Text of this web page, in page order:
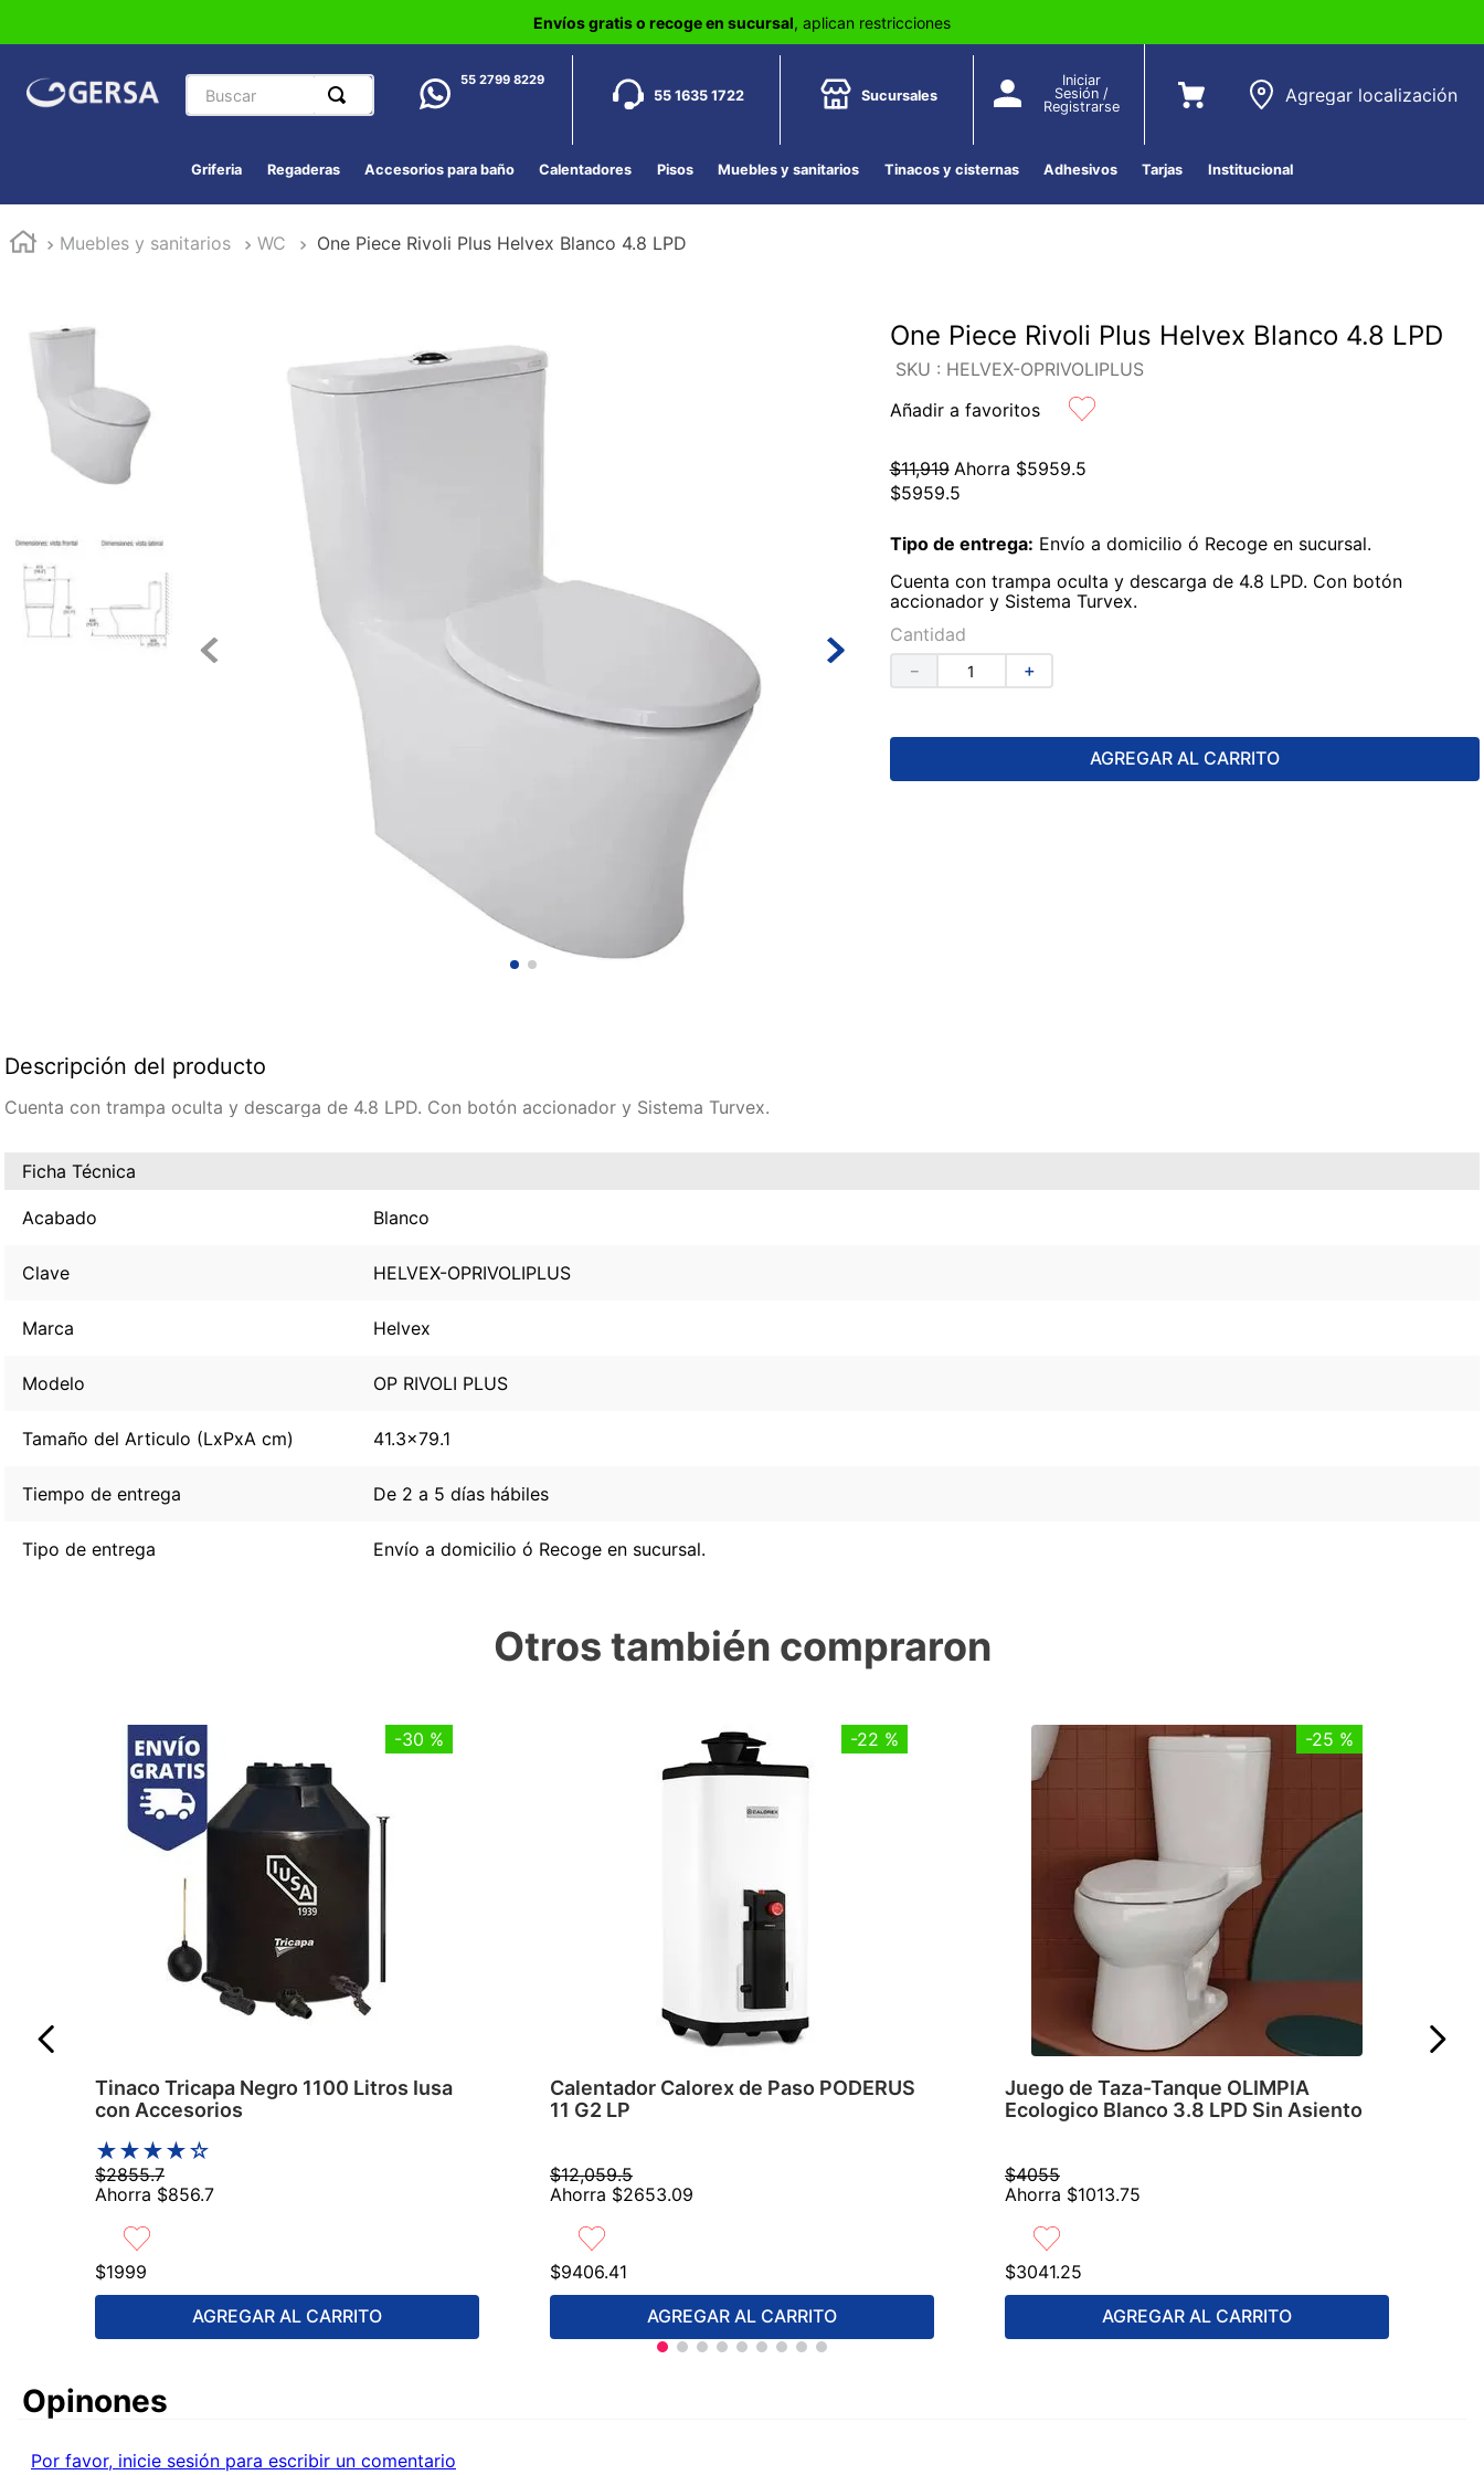
Envíos gratis o recoge en sucursal, aplican restricciones
Buscar 55 2799 8229
55 1635 1722 Sucursales
Iniciar
Sesión /
Registrarse
Agregar localización
Griferia Regaderas Accesorios para baño Calentadores Pisos Muebles y sanitarios Tinacos y cisternas Adhesivos Tarjas Institucional
Muebles y sanitarios WC One Piece Rivoli Plus Helvex Blanco 4.8 LPD
One Piece Rivoli Plus Helvex Blanco 4.8 LPD
: HELVEX-OPRIVOLIPLUS
Añadir a favoritos
$11,919 Ahorra $5959.5
$5959.5
Tipo de entrega: Envío a domicilio ó Recoge en sucursal.
Cuenta con trampa oculta y descarga de 4.8 LPD. Con botón
accionador y Sistema Turvex.
Cantidad
＋
－
AGREGAR AL CARRITO
Descripción del producto
Cuenta con trampa oculta y descarga de 4.8 LPD. Con botón accionador y Sistema Turvex.
Ficha Técnica
Acabado Blanco
Clave HELVEX-OPRIVOLIPLUS
Marca Helvex
Modelo OP RIVOLI PLUS
Tamaño del Articulo (LxPxA cm) 41.3x79.1
Tiempo de entrega De 2 a 5 días hábiles
Tipo de entrega Envío a domicilio ó Recoge en sucursal.
Otros también compraron
-30 %
Tinaco Tricapa Negro 1100 Litros Iusa
con Accesorios
★★★★☆
$2855.7
Ahorra $856.7
$1999
AGREGAR AL CARRITO
-22 %
Calentador Calorex de Paso PODERUS
11 G2 LP
$12,059.5
Ahorra $2653.09
$9406.41
AGREGAR AL CARRITO
-25 %
Juego de Taza-Tanque OLIMPIA
Ecologico Blanco 3.8 LPD Sin Asiento
$4055
Ahorra $1013.75
$3041.25
AGREGAR AL CARRITO
Comentarios
Por favor, inicie sesión para escribir un comentario